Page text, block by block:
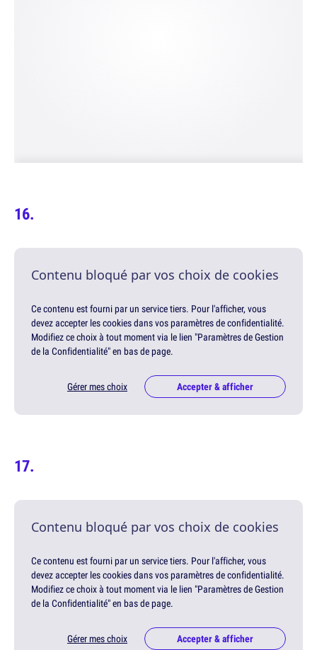
Contenu bloqué par vos choix de cookies
Ce contenu est fourni par un service tiers. Pour l'afficher, vous
devez accepter les cookies dans vos paramètres de confidentialité.
Modifiez ce choix à tout moment via le lien "Paramètres de Gestion
de la Confidentialité" en bas de page.
Gérer mes choix Accepter & afficher
Contenu bloqué par vos choix de cookies
Ce contenu est fourni par un service tiers. Pour l'afficher, vous
devez accepter les cookies dans vos paramètres de confidentialité.
Modifiez ce choix à tout moment via le lien "Paramètres de Gestion
de la Confidentialité" en bas de page.
Gérer mes choix Accepter & afficher